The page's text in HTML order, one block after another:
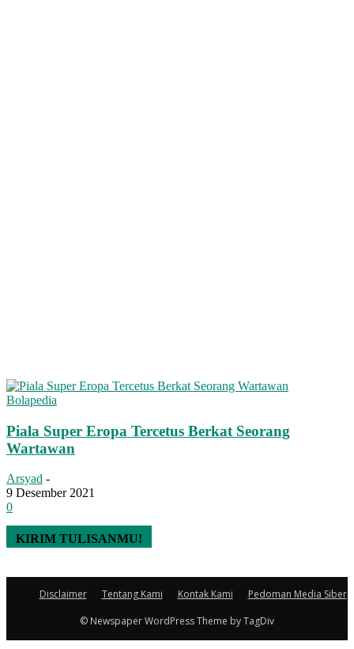
Bolapedia
Piala Super Eropa Tercetus Berkat Seorang
Wartawan
Arsyad -
9 Desember 2021
0
KIRIM TULISANMU!
Disclaimer Tentang Kami Kontak Kami
Pedoman Media Siber
© Newspaper WordPress Theme by TagDiv